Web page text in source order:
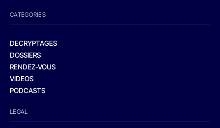
CATEGORIES
DECRYPTAGES
DOSSIERS
RENDEZ-VOUS
VIDEOS
PODCASTS
LEGAL